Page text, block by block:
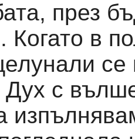
през
Когато в
се
Дух с